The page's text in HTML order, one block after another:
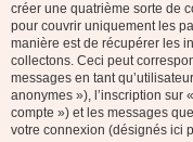
créer une quatrième sorte de
pour couvrir uniquement les
manière est de récupérer les
collectons. Ceci peut
messages en tant
anonymes »), l’inscription sur
compte ») et les messages
votre connexion (désignés ici